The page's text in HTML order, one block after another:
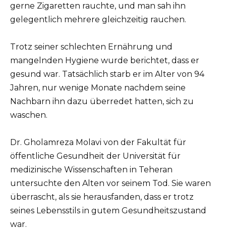
gerne Zigaretten rauchte, und man sah ihn
gelegentlich mehrere gleichzeitig rauchen.
Trotz seiner schlechten Ernährung und
mangelnden Hygiene wurde berichtet, dass er
gesund war. Tatsächlich starb er im Alter von 94
Jahren, nur wenige Monate nachdem seine
Nachbarn ihn dazu überredet hatten, sich zu
waschen.
Dr. Gholamreza Molavi von der Fakultät für
öffentliche Gesundheit der Universität für
medizinische Wissenschaften in Teheran
untersuchte den Alten vor seinem Tod. Sie waren
überrascht, als sie herausfanden, dass er trotz
seines Lebensstils in gutem Gesundheitszustand
war.